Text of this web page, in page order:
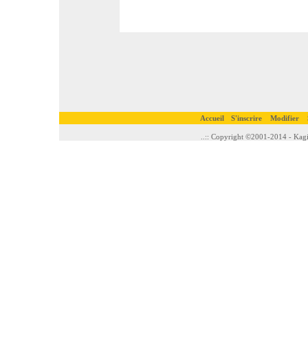
Accueil S'inscrire Modifier
..:: Copyright ©2001-2014 -